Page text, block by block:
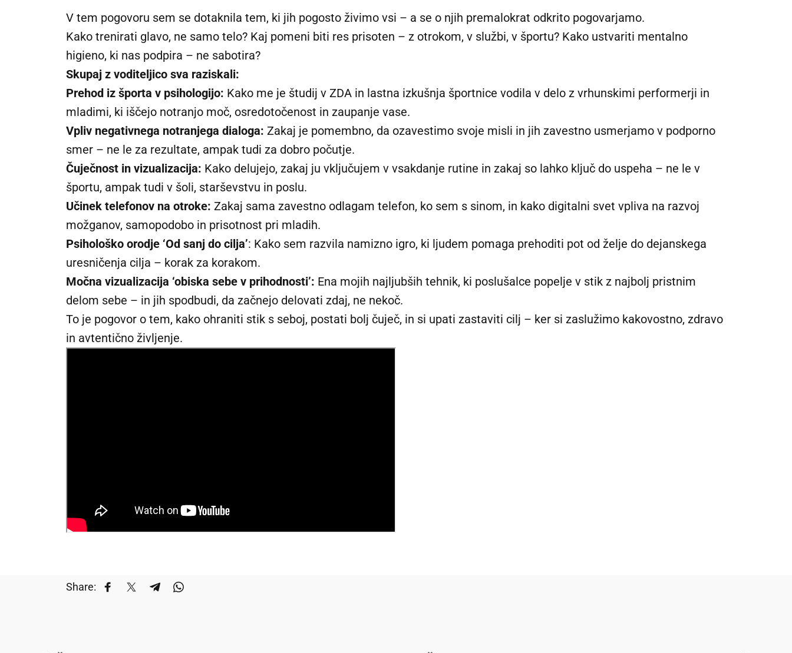
V tem pogovoru sem se dotaknila tem, ki jih pogosto živimo vsi – a se o njih premalokrat odkrito pogovarjamo.
Kako trenirati glavo, ne samo telo? Kaj pomeni biti res prisoten – z otrokom, v službi, v športu? Kako ustvariti mentalno
higieno, ki nas podpira – ne sabotira?
Skupaj z voditeljico sva raziskali:
Prehod iz športa v psihologijo: Kako me je študij v ZDA in lastna izkušnja športnice vodila v delo z vrhunskimi performerji in
mladimi, ki iščejo notranjo moč, osredotočenost in zaupanje vase.
Vpliv negativnega notranjega dialoga: Zakaj je pomembno, da ozavestimo svoje misli in jih zavestno usmerjamo v podporno
smer – ne le za rezultate, ampak tudi za dobro počutje.
Čuječnost in vizualizacija: Kako delujejo, zakaj ju vključujem v vsakdanje rutine in zakaj so lahko ključ do uspeha – ne le v
športu, ampak tudi v šoli, starševstvu in poslu.
Učinek telefonov na otroke: Zakaj sama zavestno odlagam telefon, ko sem s sinom, in kako digitalni svet vpliva na razvoj
možganov, samopodobo in prisotnost pri mladih.
Psihološko orodje ‘Od sanj do cilja’: Kako sem razvila namizno igro, ki ljudem pomaga prehoditi pot od želje do dejanskega
uresničenja cilja – korak za korakom.
Močna vizualizacija ‘obiska sebe v prihodnosti’: Ena mojih najljubših tehnik, ki poslušalce popelje v stik z najbolj pristnim
delom sebe – in jih spodbudi, da začnejo delovati zdaj, ne nekoč.
To je pogovor o tem, kako ohraniti stik s seboj, postati bolj čuječ, in si upati zastaviti cilj – ker si zaslužimo kakovostno, zdravo
in avtentično življenje.
Share: Share on Facebook
Share on X
Share on Telegram
Share on WhatsApp